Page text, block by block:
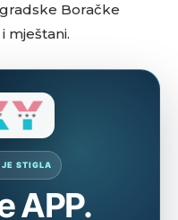
Boračke
mještani.